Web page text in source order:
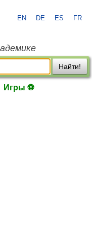
EN DE ES FR
Найти!
Игры ⚽